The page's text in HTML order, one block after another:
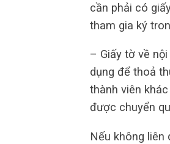
cần phải có
tham gia ký
– Giấy tờ về
dụng để thoả
thành viên
được chuyển
Nếu không liên